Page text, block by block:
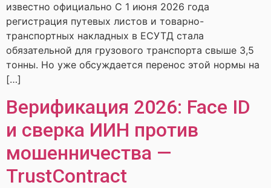
известно официально С 1 июня 2026 года
регистрация путевых листов и товарно-
транспортных накладных в ЕСУТД стала
обязательной для грузового транспорта свыше 3,5
тонны. Но уже обсуждается перенос этой нормы на
[…]
Верификация 2026: Face ID
и сверка ИИН против
мошенничества —
TrustContract